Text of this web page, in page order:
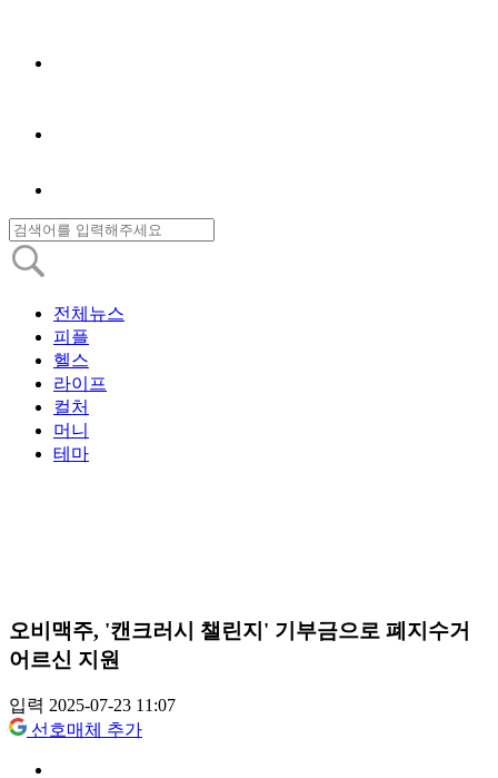
전체뉴스
피플
헬스
라이프
컬처
머니
테마
오비맥주, '캔크러시 챌린지' 기부금으로 폐지수거
어르신 지원
입력 2025-07-23 11:07
선호매체 추가